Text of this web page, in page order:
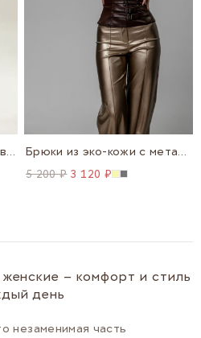
Джинсы с кожаными вставками
Брюки из эко-кожи с металлическим эффектом
5 200 ₽ 3 120 ₽
– комфорт и стиль
день
незаменимая часть